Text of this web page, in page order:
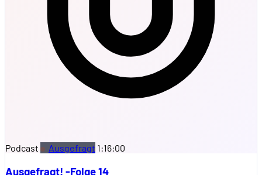
Podcast Ausgefragt 1:16:00
Ausgefragt! -Folge 14